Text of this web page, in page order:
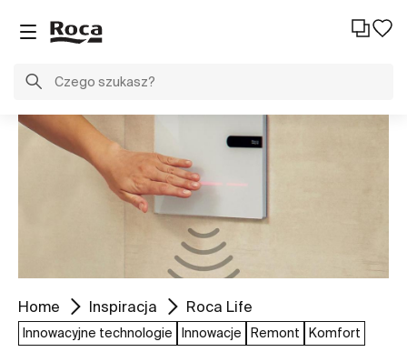
Home Inspiracja Roca Life
Innowacyjne technologie Innowacje Remont Komfort